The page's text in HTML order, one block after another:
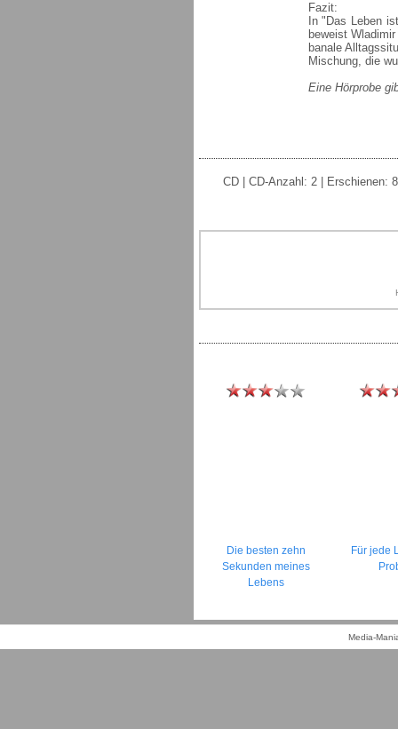
Fazit:
In "Das Leben
beweist
banale
Mischung, die
Eine Hörprobe
CD | CD-Anzahl: 2 | Erschienen:
Die besten zehn
Sekunden meines
Lebens
Für jede
Media-